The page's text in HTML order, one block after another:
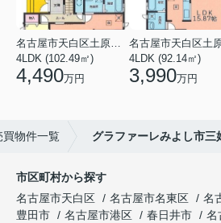
名古屋市天白区土原３丁目
4LDK (102.49㎡)
4,490万円
4LDK (92.14㎡)
3,990万円
買物件一覧 グラファーレみよし市
市区町村から探す
名古屋市天白区
名古屋市名東区 名
豊田市
名古屋市港区 春日井市
名